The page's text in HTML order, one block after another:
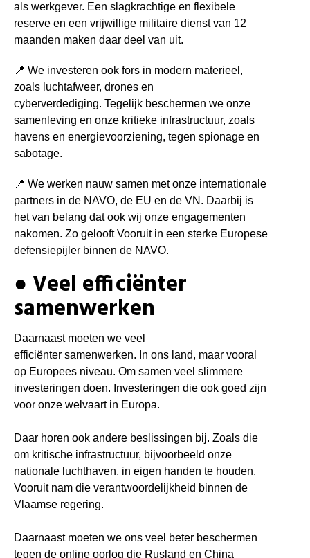
als werkgever. Een slagkrachtige en flexibele
reserve en een vrijwillige militaire dienst van 12
maanden maken daar deel van uit.
📍 We investeren ook fors in modern materieel,
zoals luchtafweer, drones en
cyberverdediging. Tegelijk beschermen we onze
samenleving en onze kritieke infrastructuur, zoals
havens en energievoorziening, tegen spionage en
sabotage.
📍 We werken nauw samen met onze internationale
partners in de NAVO, de EU en de VN . Daarbij is
het van belang dat ook wij onze engagementen
nakomen. Zo gelooft Vooruit in een sterke Europese
defensiepijler binnen de NAVO.
● Veel efficiënter
samenwerken
Daarnaast moeten we veel
efficiënter samenwerken. In ons land, maar vooral
op Europees niveau. Om samen veel slimmere
investeringen doen. Investeringen die ook goed zijn
voor onze welvaart in Europa.
Daar horen ook andere beslissingen bij. Zoals die
om kritische infrastructuur, bijvoorbeeld onze
nationale luchthaven, in eigen handen te houden.
Vooruit nam die verantwoordelijkheid binnen de
Vlaamse regering.
Daarnaast moeten we ons veel beter beschermen
tegen de online oorlog die Rusland en China